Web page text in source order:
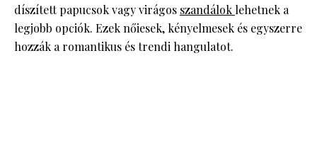
díszített papucsok vagy virágos szandálok lehetnek a
legjobb opciók. Ezek nőiesek, kényelmesek és egyszerre
hozzák a romantikus és trendi hangulatot.